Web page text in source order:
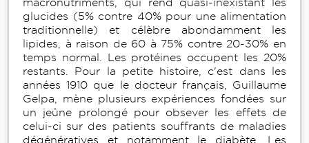
glucides (5% contre 40% pour une alimentation
traditionnelle) et célèbre abondamment les
lipides, à raison de 60 à 75% contre 20-30% en
temps normal. Les protéines occupent les 20%
restants. Pour la petite histoire, c'est dans les
années 1910 que le docteur français, Guillaume
Gelpa, mène plusieurs expériences fondées sur
un jeûne prolongé pour obsever les effets de
celui-ci sur des patients souffrants de maladies
dégénératives et notamment le diabète. Les